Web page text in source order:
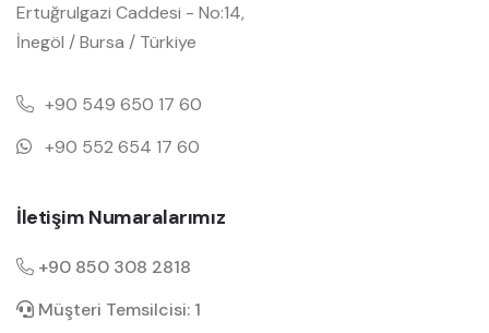
Ertuğrulgazi Caddesi - No:14,
İnegöl / Bursa / Türkiye
+90 549 650 17 60
+90 552 654 17 60
İletişim Numaralarımız
+90 850 308 2818
Müşteri Temsilcisi: 1